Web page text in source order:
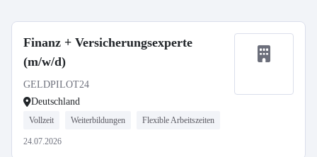
Finanz + Versicherungsexperte
(m/w/d)
GELDPILOT24
Deutschland
Vollzeit Weiterbildungen Flexible Arbeitszeiten
24.07.2026